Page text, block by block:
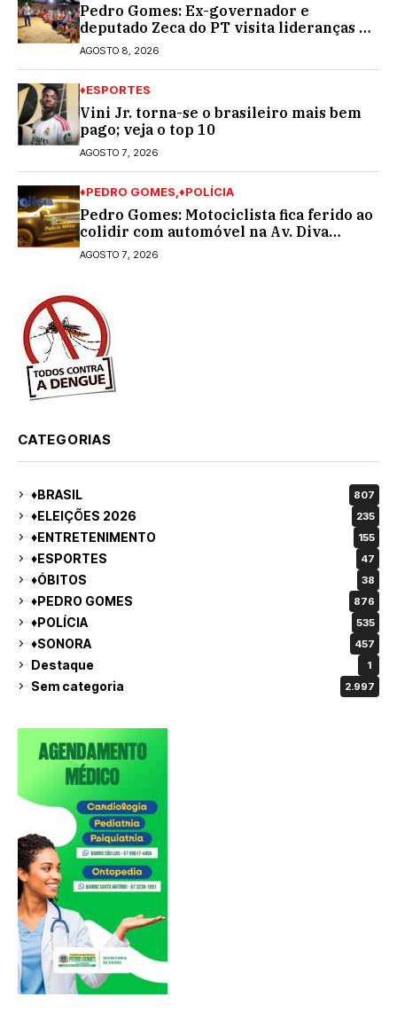
Pedro Gomes: Ex-governador e
deputado Zeca do PT visita lideranças do
partido na cidade; buscará a reeleição
AGOSTO 8, 2026
♦ESPORTES
Vini Jr. torna-se o brasileiro mais bem
pago; veja o top 10
AGOSTO 7, 2026
♦PEDRO GOMES ♦POLÍCIA
Pedro Gomes: Motociclista fica ferido ao
colidir com automóvel na Av. Diva
Araújo; ele não tinha CNH
AGOSTO 7, 2026
CATEGORIAS
♦BRASIL 807
♦ELEIÇÕES 2026 235
♦ENTRETENIMENTO 155
♦ESPORTES 47
♦ÓBITOS 38
♦PEDRO GOMES 876
♦POLÍCIA 535
♦SONORA 457
Destaque 1
Sem categoria 2.997